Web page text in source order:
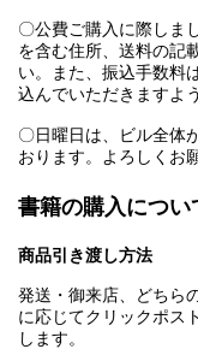
〇公費ご購入に際しま
を含む住所、送料の記
い。また、振込手数料
込んでいただきますよ
〇日曜日は、ビル全体
おります。よろしくお
書籍の購入につい
商品引き渡し方法
発送・御来店、どちら
に応じてクリックポス
します。